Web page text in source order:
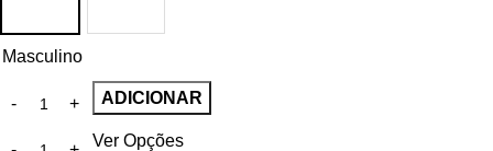
Masculino
ADICIONAR
Ver Opções